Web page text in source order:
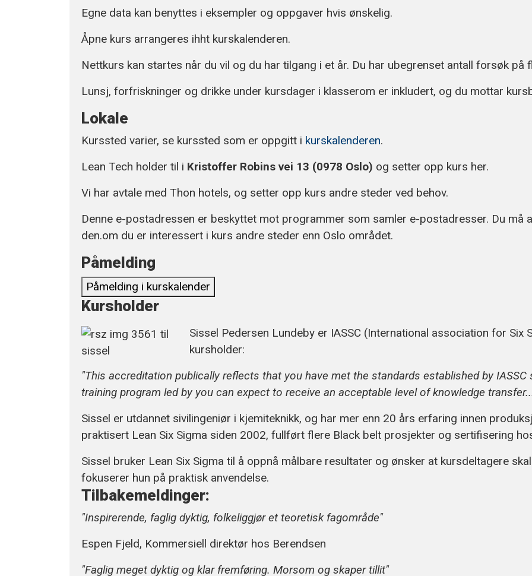
Egne data kan benyttes i eksempler og oppgaver hvis ønskelig.
Åpne kurs arrangeres ihht kurskalenderen.
Nettkurs kan startes når du vil og du har tilgang i et år. Du har ubegrenset antall forsøk på
Lunsj, forfriskninger og drikke under kursdager i klasserom er inkludert, og du mottar
Lokale
Kurssted varier, se kurssted som er oppgitt i kurskalenderen.
Lean Tech holder til i Kristoffer Robins vei 13 (0978 Oslo) og setter opp kurs her.
Vi har avtale med Thon hotels, og setter opp kurs andre steder ved behov.
Denne e-postadressen er beskyttet mot programmer som samler e-postadresser. Du må
den.om du er interessert i kurs andre steder enn Oslo området.
Påmelding
Påmelding i kurskalender
Kursholder
Sissel Pedersen Lundeby er IASSC (International association for
kursholder:
"This accreditation publically reflects that you have met the standards established by
training program led by you can expect to receive an acceptable level of knowledge
Sissel er utdannet sivilingeniør i kjemiteknikk, og har mer enn 20 års erfaring innen
praktisert Lean Six Sigma siden 2002, fullført flere Black belt prosjekter og sertifisering
Sissel bruker Lean Six Sigma til å oppnå målbare resultater og ønsker at kursdeltagere
fokuserer hun på praktisk anvendelse.
Tilbakemeldinger:
"Inspirerende, faglig dyktig, folkeliggjør et teoretisk fagområde"
Espen Fjeld, Kommersiell direktør hos Berendsen
"Faglig meget dyktig og klar fremføring. Morsom og skaper tillit"